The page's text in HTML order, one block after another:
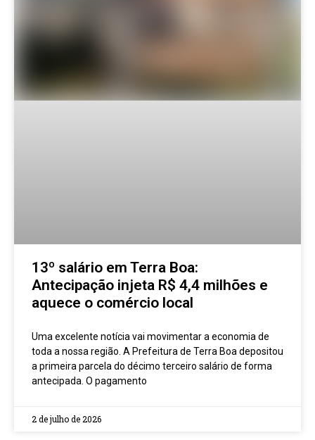
13º salário em Terra Boa:
Antecipação injeta R$ 4,4 milhões e
aquece o comércio local
Uma excelente notícia vai movimentar a economia de
toda a nossa região. A Prefeitura de Terra Boa depositou
a primeira parcela do décimo terceiro salário de forma
antecipada. O pagamento
2 de julho de 2026